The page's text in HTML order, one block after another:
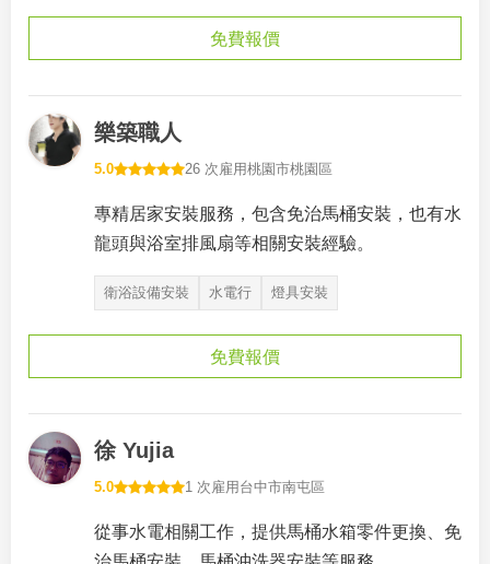
免費報價
樂築職人
5.0 26 次雇用桃園市桃園區
專精居家安裝服務，包含免治馬桶安裝，也有水
龍頭與浴室排風扇等相關安裝經驗。
衛浴設備安裝 水電行 燈具安裝
免費報價
徐 Yujia
5.0 1 次雇用 台中市南屯區
從事水電相關工作，提供馬桶水箱零件更換、免